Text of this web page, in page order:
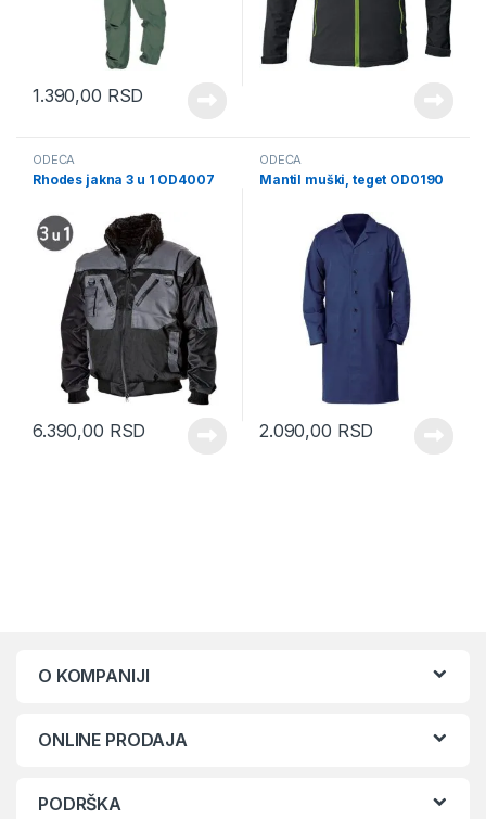
1.390,00 RSD
ODEĆA
Rhodes jakna 3 u 1 OD4007
6.390,00 RSD
ODEĆA
Mantil muški, teget OD0190
2.090,00 RSD
O KOMPANIJI
ONLINE PRODAJA
PODRŠKA